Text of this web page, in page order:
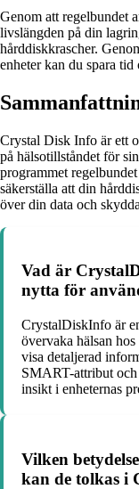
Genom att regelbundet
livslängden på din
hårddiskkrascher.
enheter kan du spara
Crystal Disk Info är ett
på hälsotillståndet för
programmet
säkerställa att din
över din data och
Vad är
nytta för
CrystalDiskInfo är
övervaka hälsan
visa detaljerad
SMART-attribut och
insikt i enheternas
Vilken
kan de tolkas i